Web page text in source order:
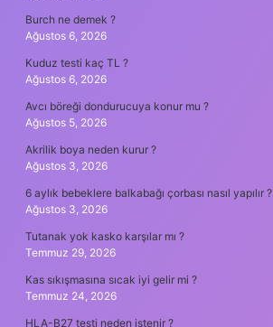
Burch ne demek ?
Ağustos 6, 2026
Kuduz testi kaç TL ?
Ağustos 6, 2026
Avcı böreği dondurucuya konur mu ?
Ağustos 5, 2026
Akrilik boya neden kurur ?
Ağustos 3, 2026
6 aylık bebeklere balkabağı çorbası nasıl yapılır ?
Ağustos 3, 2026
Tutanak yok kasko karşılar mı ?
Temmuz 29, 2026
Kas sıkışmasına sıcak iyi gelir mi ?
Temmuz 24, 2026
HLA-B27 testi neden istenir ?